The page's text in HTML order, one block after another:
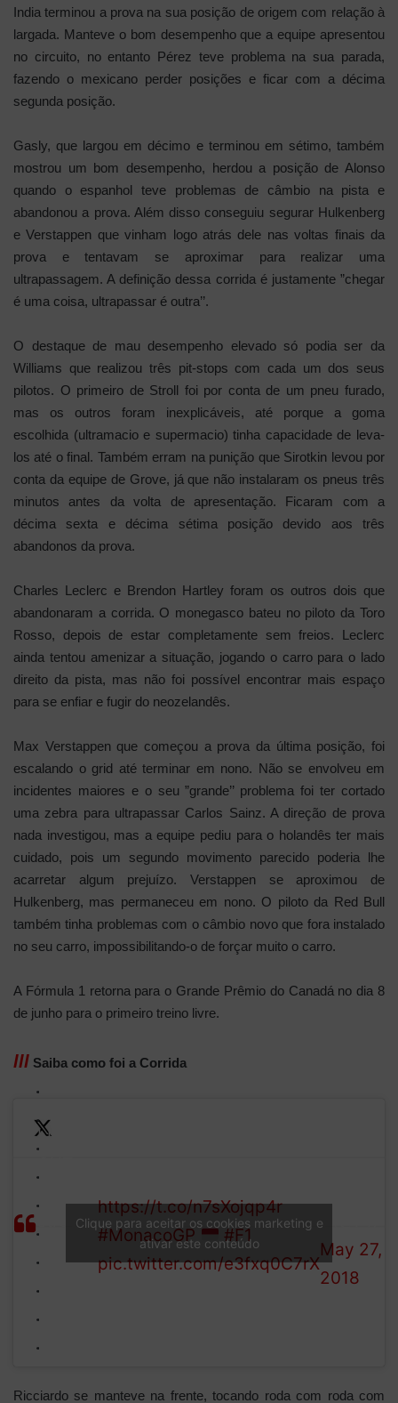
India terminou a prova na sua posição de origem com relação à
largada. Manteve o bom desempenho que a equipe apresentou
no circuito, no entanto Pérez teve problema na sua parada,
fazendo o mexicano perder posições e ficar com a décima
segunda posição.
Gasly, que largou em décimo e terminou em sétimo, também
mostrou um bom desempenho, herdou a posição de Alonso
quando o espanhol teve problemas de câmbio na pista e
abandonou a prova. Além disso conseguiu segurar Hulkenberg
e Verstappen que vinham logo atrás dele nas voltas finais da
prova e tentavam se aproximar para realizar uma
ultrapassagem. A definição dessa corrida é justamente ”chegar
é uma coisa, ultrapassar é outra’’.
O destaque de mau desempenho elevado só podia ser da
Williams que realizou três pit-stops com cada um dos seus
pilotos. O primeiro de Stroll foi por conta de um pneu furado,
mas os outros foram inexplicáveis, até porque a goma
escolhida (ultramacio e supermacio) tinha capacidade de leva-
los até o final. Também erram na punição que Sirotkin levou por
conta da equipe de Grove, já que não instalaram os pneus três
minutos antes da volta de apresentação. Ficaram com a
décima sexta e décima sétima posição devido aos três
abandonos da prova.
Charles Leclerc e Brendon Hartley foram os outros dois que
abandonaram a corrida. O monegasco bateu no piloto da Toro
Rosso, depois de estar completamente sem freios. Leclerc
ainda tentou amenizar a situação, jogando o carro para o lado
direito da pista, mas não foi possível encontrar mais espaço
para se enfiar e fugir do neozelandês.
Max Verstappen que começou a prova da última posição, foi
escalando o grid até terminar em nono. Não se envolveu em
incidentes maiores e o seu ”grande’’ problema foi ter cortado
uma zebra para ultrapassar Carlos Sainz. A direção de prova
nada investigou, mas a equipe pediu para o holandês ter mais
cuidado, pois um segundo movimento parecido poderia lhe
acarretar algum prejuízo. Verstappen se aproximou de
Hulkenberg, mas permaneceu em nono. O piloto da Red Bull
também tinha problemas com o câmbio novo que fora instalado
no seu carro, impossibilitando-o de forçar muito o carro.
A Fórmula 1 retorna para o Grande Prêmio do Canadá no dia 8
de junho para o primeiro treino livre.
lll Saiba como foi a Corrida
LIGHTS
streets
https://t.co/n7sXojqp4r
#MonacoGP
#F1
pic.twitter.com/e3fxq0C7rX
1 (@F1)
May 27,
2018
Clique para aceitar os cookies marketing e
ativar este conteúdo
Ricciardo se manteve na frente, tocando roda com roda com